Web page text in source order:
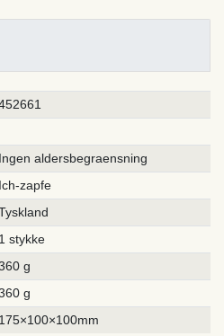
Ingen aldersbegraensning
Ich-zapfe
1 stykke
g
g
175×100×100mm